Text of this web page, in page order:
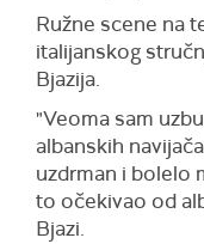
Ružne scene na
italijanskog
Bjazija.
"Veoma sam
albanskih
uzdrman i bolelo
to očekivao od
Bjazi.